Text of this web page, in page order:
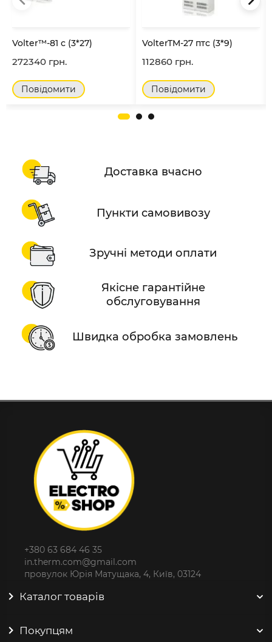
Volter™-81 с (3*27)
272340 грн.
Повідомити
VolterTM-27 птс (3*9)
112860 грн.
Повідомити
Доставка вчасно
Пункти самовивозу
Зручні методи оплати
Якісне гарантійне
обслуговування
Швидка обробка замовлень
+380 63 684 46 35
in.therm.com@gmail.com
провулок Юрія Матущака, 4, Київ, 03124
Каталог товарів
Покупцям